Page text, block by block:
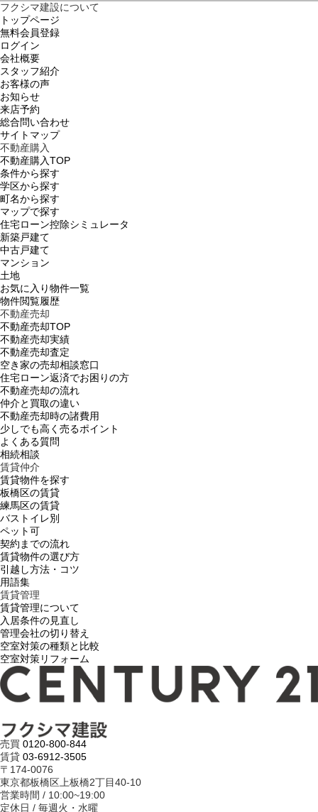
フクシマ建設について
トップページ
無料会員登録
ログイン
会社概要
スタッフ紹介
お客様の声
お知らせ
来店予約
総合問い合わせ
サイトマップ
不動産購入
不動産購入TOP
条件から探す
学区から探す
町名から探す
マップで探す
住宅ローン控除シミュレータ
新築戸建て
中古戸建て
マンション
土地
お気に入り物件一覧
物件閲覧履歴
不動産売却
不動産売却TOP
不動産売却実績
不動産売却査定
空き家の売却相談窓口
住宅ローン返済でお困りの方
不動産売却の流れ
仲介と買取の違い
不動産売却時の諸費用
少しでも高く売るポイント
よくある質問
相続相談
賃貸仲介
賃貸物件を探す
板橋区の賃貸
練馬区の賃貸
バストイレ別
ペット可
契約までの流れ
賃貸物件の選び方
引越し方法・コツ
用語集
賃貸管理
賃貸管理について
入居条件の見直し
管理会社の切り替え
空室対策の種類と比較
空室対策リフォーム
売買 0120-800-844
賃貸 03-6912-3505
〒174-0076
東京都板橋区上板橋2丁目40-10
営業時間 / 10:00~19:00
定休日 / 毎週火・水曜